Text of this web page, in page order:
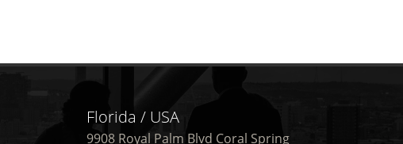
Florida / USA
9908 Royal Palm Blvd Coral Spring